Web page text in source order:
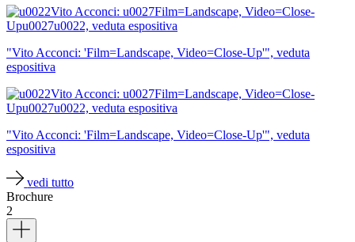
sedi
Edificio
Manica
Cerruti
Cosmo
EN
Visita
Shop
Chi
"Vito Acconci: 'Film=Landscape, Video=Close-Up'", veduta
espositiva
"Vito Acconci: 'Film=Landscape, Video=Close-Up'", veduta
espositiva
vedi tutto
Brochure
2
Dettagli